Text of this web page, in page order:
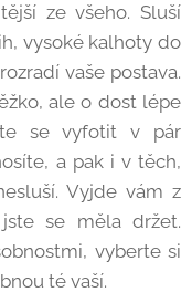
ze všeho. Sluší
vysoké kalhoty do
vaše postava.
ale o dost lépe
se vyfotit v pár
a pak i v těch,
Vyjde vám z
se měla držet.
vyberte si
té vaší.